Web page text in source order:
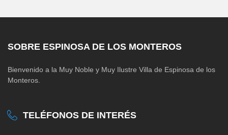
SOBRE ESPINOSA DE LOS MONTEROS
Bienvenido a la Muy Noble y Muy Ilustre Villa de Espinosa de los
Monteros.
TELÉFONOS DE INTERÉS